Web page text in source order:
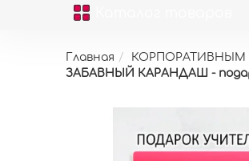
Главная КОРПОРАТИВНЫМ
ЗАБАВНЫЙ КАРАНДАШ -